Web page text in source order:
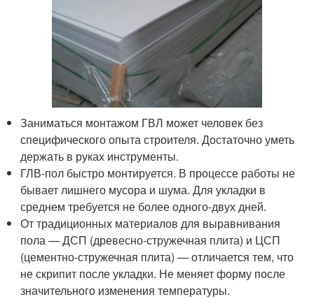
Заниматься монтажом ГВЛ может человек без
специфического опыта строителя. Достаточно уметь
держать в руках инструменты.
ГЛВ-пол быстро монтируется. В процессе работы не
бывает лишнего мусора и шума. Для укладки в
среднем требуется не более одного-двух дней.
От традиционных материалов для выравнивания
пола — ДСП (древесно-стружечная плита) и ЦСП
(цементно-стружечная плита) — отличается тем, что
не скрипит после укладки. Не меняет форму после
значительного изменения температуры.